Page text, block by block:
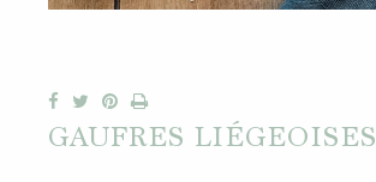
GAUFRES LIÉGEOISES